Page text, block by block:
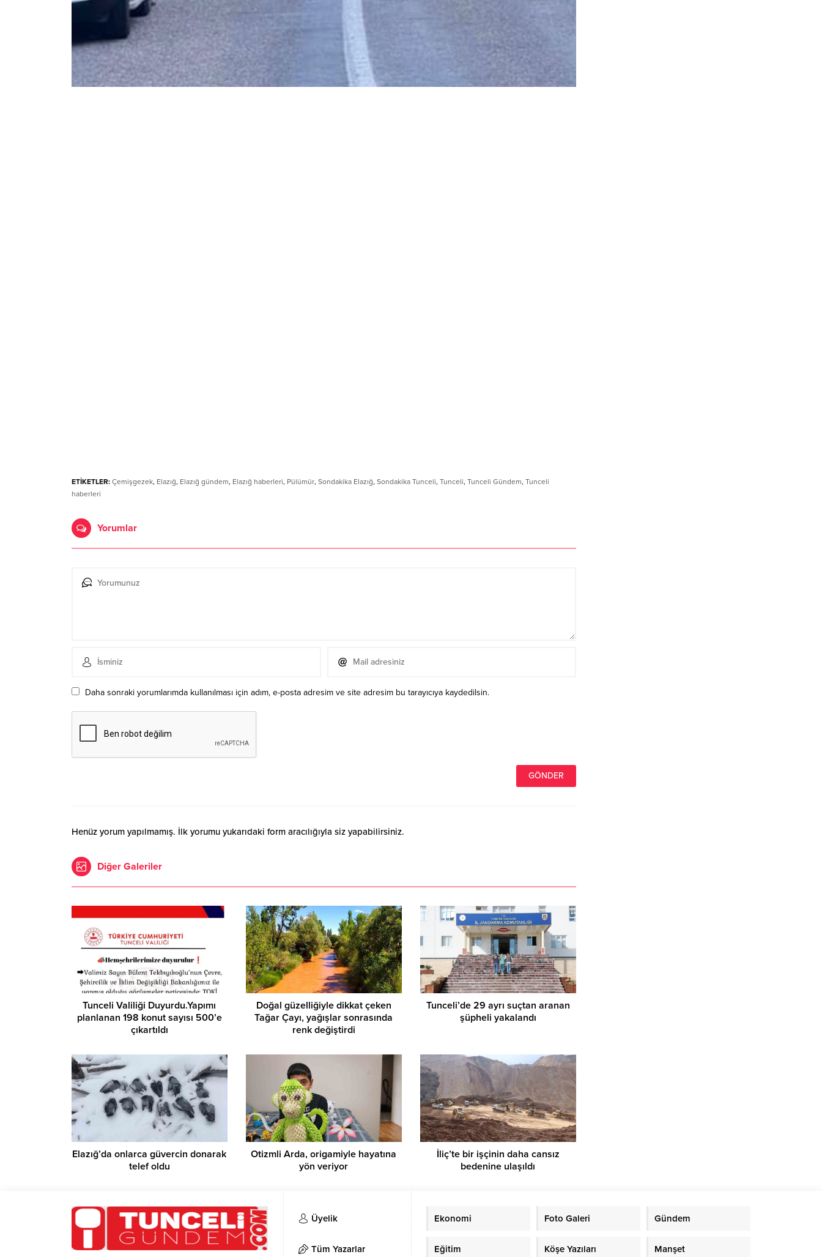
ETİKETLER: Çemişgezek, Elazığ, Elazığ gündem, Elazığ haberleri, Pülümür, Sondakika Elazığ, Sondakika Tunceli, Tunceli, Tunceli Gündem, Tunceli
haberleri
Yorumlar
Daha sonraki yorumlarımda kullanılması için adım, e-posta adresim ve site adresim bu tarayıcıya kaydedilsin.
Henüz yorum yapılmamış. İlk yorumu yukarıdaki form aracılığıyla siz yapabilirsiniz.
Diğer Galeriler
Tunceli Valiliği Duyurdu.Yapımı
planlanan 198 konut sayısı 500’e
çıkartıldı
Doğal güzelliğiyle dikkat çeken
Tağar Çayı, yağışlar sonrasında
renk değiştirdi
Tunceli’de 29 ayrı suçtan aranan
şüpheli yakalandı
Elazığ’da onlarca güvercin donarak
telef oldu
Otizmli Arda, origamiyle hayatına
yön veriyor
İliç’te bir işçinin daha cansız
bedenine ulaşıldı
Üyelik
Tüm Yazarlar
Ekonomi Foto Galeri Gündem
Eğitim Köşe Yazıları Manşet